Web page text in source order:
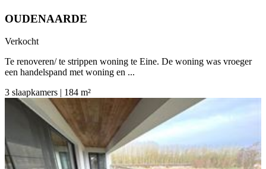
OUDENAARDE
Verkocht
Te renoveren/ te strippen woning te Eine. De woning was vroeger
een handelspand met woning en ...
3 slaapkamers | 184 m²